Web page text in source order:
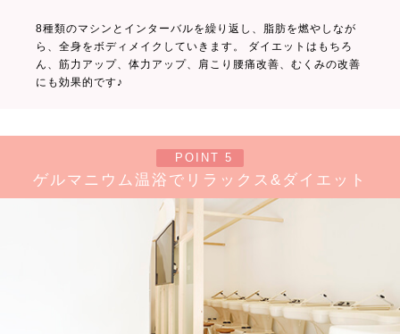
8種類のマシンとインターバルを繰り返し、脂肪を燃やしなが
ら、全身をボディメイクしていきます。 ダイエットはもちろ
ん、筋力アップ、体力アップ、肩こり腰痛改善、むくみの改善
にも効果的です♪
POINT 5
ゲルマニウム温浴でリラックス&ダイエット